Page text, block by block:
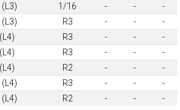
(L3) 1/16 - -
-
(L3) R3 - -
-
R3 - -
-
R3 - -
-
R2 - -
-
(L4) R3 - -
-
(L4) R2 - - -